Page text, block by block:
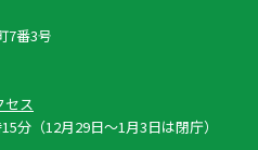
7番3号
セス
分（12月29日〜1月3日は閉庁）